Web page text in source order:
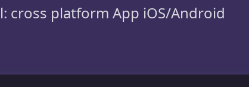
cross platform App iOS/Android